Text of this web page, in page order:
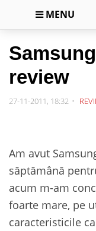
MENU
review
27-11-2011, 18:32
Am avut
săptămână
acum m-am
foarte mare, pe
caracteristicile